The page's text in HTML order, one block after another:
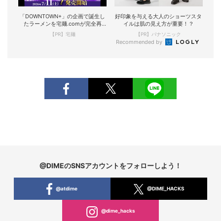
「DOWNTOWN+」の企画で誕生し
たラーメンを宅麺.comが完全再
現！
【PR】宅麺
好印象を与える大人のショーツスタ
イルは肌の見え方が重要！？
【PR】パナソニック
Recommended by
@DIMEのSNSアカウントをフォローしよう！
@atdime @DIME_HACKS
@dime_hacks